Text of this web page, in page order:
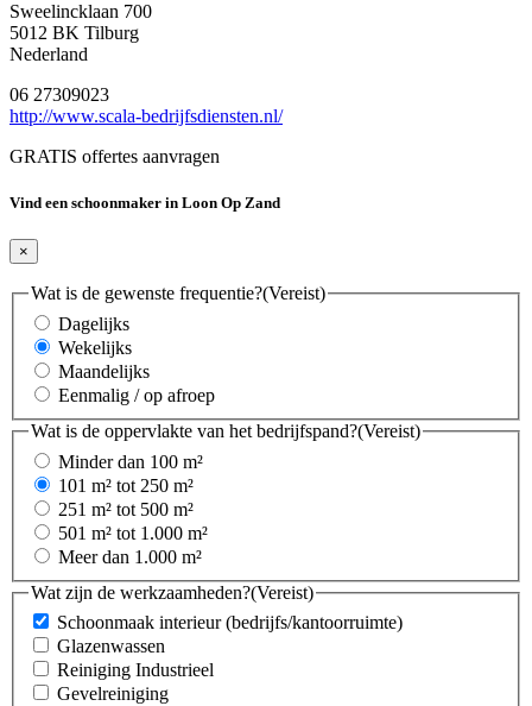
Sweelincklaan 700
5012 BK Tilburg
Nederland
06 27309023
http://www.scala-bedrijfsdiensten.nl/
GRATIS offertes aanvragen
Vind een schoonmaker in Loon Op Zand
×
Wat is de gewenste frequentie?(Vereist)
Dagelijks
Wekelijks
Maandelijks
Eenmalig / op afroep
Wat is de oppervlakte van het bedrijfspand?(Vereist)
Minder dan 100 m²
101 m² tot 250 m²
251 m² tot 500 m²
501 m² tot 1.000 m²
Meer dan 1.000 m²
Wat zijn de werkzaamheden?(Vereist)
Schoonmaak interieur (bedrijfs/kantoorruimte)
Glazenwassen
Reiniging Industrieel
Gevelreiniging